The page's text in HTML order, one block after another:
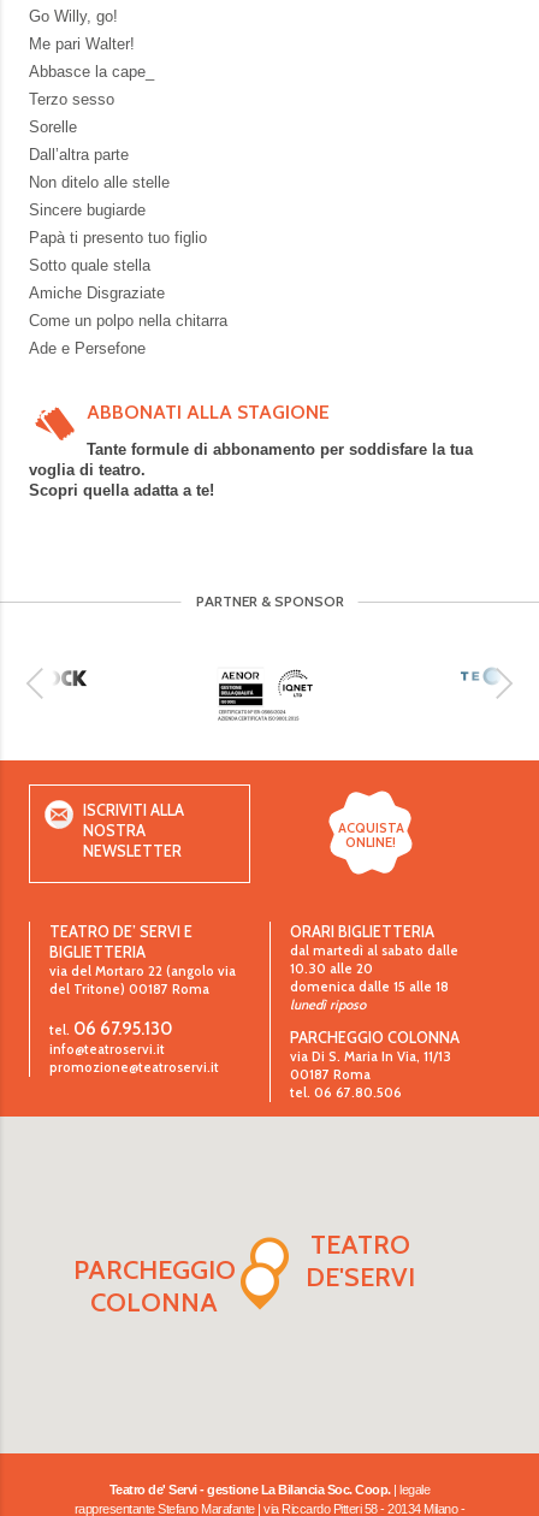
Go Willy, go!
Me pari Walter!
Abbasce la cape_
Terzo sesso
Sorelle
Dall’altra parte
Non ditelo alle stelle
Sincere bugiarde
Papà ti presento tuo figlio
Sotto quale stella
Amiche Disgraziate
Come un polpo nella chitarra
Ade e Persefone
ABBONATI ALLA STAGIONE
Tante formule di abbonamento per soddisfare la tua
voglia di teatro.
Scopri quella adatta a te!
PARTNER & SPONSOR
ISCRIVITI ALLA
NOSTRA
NEWSLETTER
ACQUISTA
ONLINE!
TEATRO DE’ SERVI E
BIGLIETTERIA
via del Mortaro 22 (angolo via
del Tritone) 00187 Roma
tel. 06 67.95.130
info@teatroservi.it
promozione@teatroservi.it
ORARI BIGLIETTERIA
dal martedì al sabato dalle
10.30 alle 20
domenica dalle 15 alle 18
lunedì riposo
PARCHEGGIO COLONNA
via Di S. Maria In Via, 11/13
00187 Roma
tel. 06 67.80.506
TEATRO
DE'SERVI
PARCHEGGIO
COLONNA
Teatro de' Servi - gestione La Bilancia Soc. Coop.| legale
rappresentante Stefano Marafante | via Riccardo Pitteri 58 - 20134 Milano -